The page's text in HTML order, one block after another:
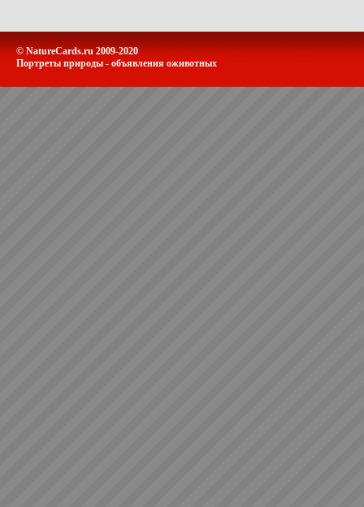
© NatureCards.ru 2009-2020
Портреты природы - объявления оживотных